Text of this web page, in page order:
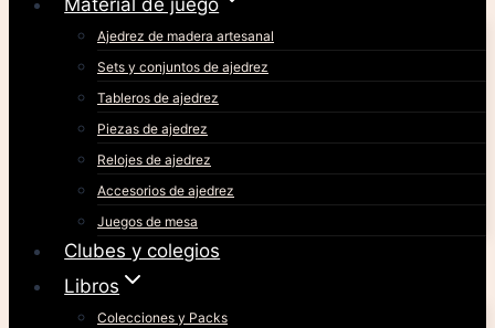
Material de juego
Ajedrez de madera artesanal
Sets y conjuntos de ajedrez
Tableros de ajedrez
Piezas de ajedrez
Relojes de ajedrez
Accesorios de ajedrez
Juegos de mesa
Clubes y colegios
Libros
Colecciones y Packs